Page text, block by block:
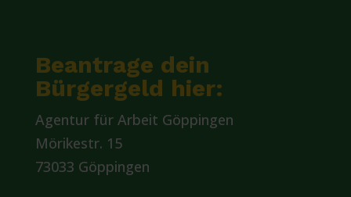
Beantrage dein
Bürgergeld hier:
Agentur für Arbeit Göppingen
Mörikestr. 15
73033 Göppingen